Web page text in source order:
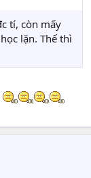
tí, còn mấy
lặn. Thế thì